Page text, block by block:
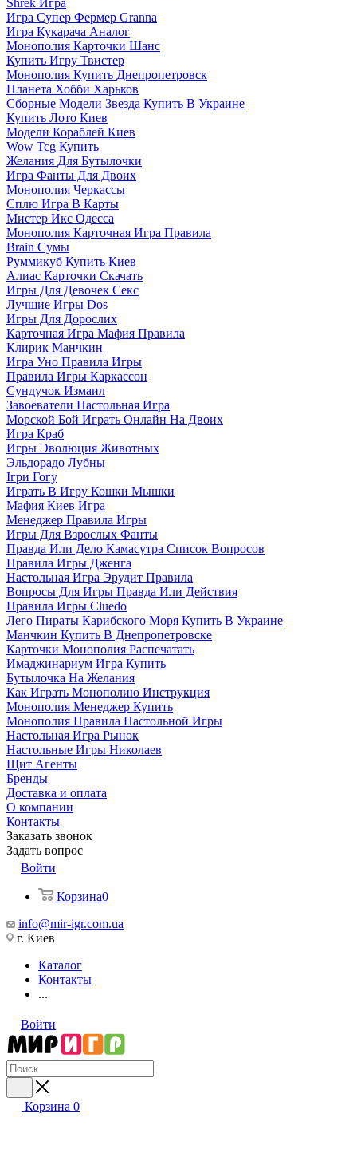
Shrek Игра
Игра Супер Фермер Granna
Игра Кукарача Аналог
Монополия Карточки Шанс
Купить Игру Твистер
Монополия Купить Днепропетровск
Планета Хобби Харьков
Сборные Модели Звезда Купить В Украине
Купить Лото Киев
Модели Кораблей Киев
Wow Tcg Купить
Желания Для Бутылочки
Игра Фанты Для Двоих
Монополия Черкассы
Сплю Игра В Карты
Мистер Икс Одесса
Монополия Карточная Игра Правила
Brain Сумы
Руммикуб Купить Киев
Алиас Карточки Скачать
Игры Для Девочек Секс
Лучшие Игры Dos
Игры Для Дорослих
Карточная Игра Мафия Правила
Клирик Манчкин
Игра Уно Правила Игры
Правила Игры Каркассон
Сундучок Измаил
Завоеватели Настольная Игра
Морской Бой Играть Онлайн На Двоих
Игра Краб
Игры Эволюция Животных
Эльдорадо Лубны
Ігри Гогу
Играть В Игру Кошки Мышки
Мафия Киев Игра
Менеджер Правила Игры
Игры Для Взрослых Фанты
Правда Или Дело Камасутра Список Вопросов
Правила Игры Дженга
Настольная Игра Эрудит Правила
Вопросы Для Игры Правда Или Действия
Правила Игры Cluedo
Лего Пираты Карибского Моря Купить В Украине
Манчкин Купить В Днепропетровске
Карточки Монополия Распечатать
Имаджинариум Игра Купить
Бутылочка На Желания
Как Играть Монополию Инструкция
Монополия Менеджер Купить
Монополия Правила Настольной Игры
Настольная Игра Рынок
Настольные Игры Николаев
Щит Агенты
Бренды
Доставка и оплата
О компании
Контакты
Заказать звонок
Задать вопрос
Войти
Корзина0
info@mir-igr.com.ua
г. Киев
Каталог
Контакты
...
Войти
Корзина 0